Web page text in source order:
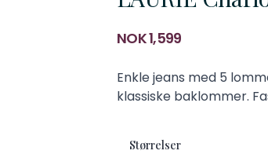
Produktdetaljer
NOK 1,599
Description
Enkle jeans med 5
klassiske baklommer.
Størrelser